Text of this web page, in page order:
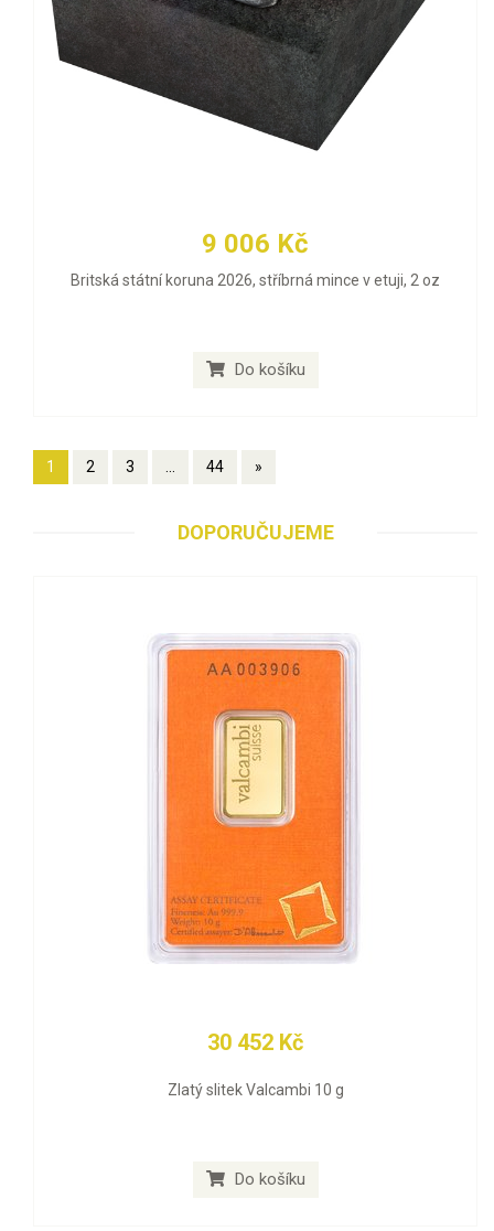
9 006 Kč
Britská státní koruna 2026, stříbrná mince v etuji, 2 oz
Do košíku
1 2 3 ... 44 »
DOPORUČUJEME
30 452 Kč
Zlatý slitek Valcambi 10 g
Do košíku